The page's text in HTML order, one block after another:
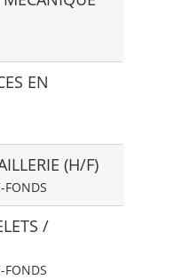
EN
(H/F)
FONDS
/
FONDS